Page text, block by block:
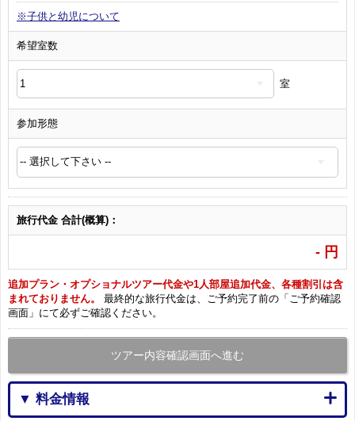
※子供と幼児について
希望室数
室
参加形態
旅行代金 合計(概算)：
- 円
追加プラン・オプショナルツアー代金や1人部屋追加代金、各種割引は含
まれておりません。
最終的な旅行代金は、ご予約完了前の「ご予約確認
画面」にて必ずご確認ください。
ツアー内容確認画面へ進む
▼ 料金情報